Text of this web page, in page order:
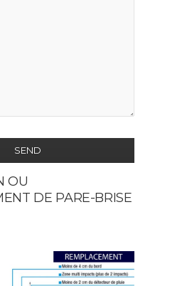
SEND
OU
DE PARE-BRISE